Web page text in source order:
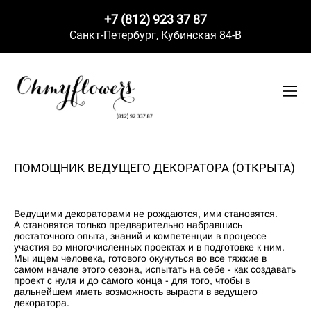
+7 (812) 923 37 87
Санкт-Петербург, Кубинская 84-В
ПОМОЩНИК ВЕДУЩЕГО ДЕКОРАТОРА (ОТКРЫТА)
Ведущими декораторами не рождаются, ими становятся.
А становятся только предварительно набравшись
достаточного опыта, знаний и компетенции в процессе
участия во многочисленных проектах и в подготовке к ним.
Мы ищем человека, готового окунуться во все тяжкие в
самом начале этого сезона, испытать на себе - как создавать
проект с нуля и до самого конца - для того, чтобы в
дальнейшем иметь возможность вырасти в ведущего
декоратора.